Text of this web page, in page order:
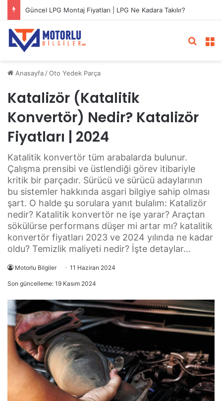
Güncel LPG Montaj Fiyatları | LPG Ne Kadara Takılır?
Anasayfa /Oto Yedek Parça
Katalizör (Katalitik
Konvertör) Nedir? Katalizör
Fiyatları | 2024
Katalitik konvertör tüm arabalarda bulunur.
Çalışma prensibi ve üstlendiği görev itibariyle
kritik bir parçadır. Sürücü ve sürücü adaylarının
bu sistemler hakkında asgari bilgiye sahip olması
şart. O halde şu sorulara yanıt bulalım: Katalizör
nedir? Katalitik konvertör ne işe yarar? Araçtan
sökülürse performans düşer mi artar mı? katalitik
konvertör fiyatları 2023 ve 2024 yılında ne kadar
oldu? Temizlik maliyeti nedir? İşte detaylar…
Motorlu Bilgiler 11 Haziran 2024
Son güncelleme: 19 Kasım 2024